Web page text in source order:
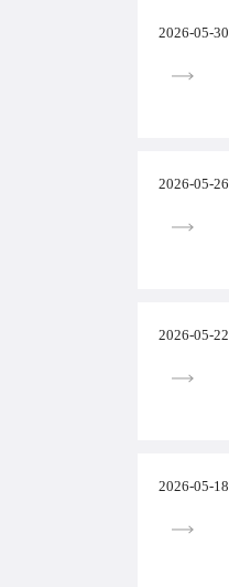
2026-05-30
2026-05-26
2026-05-22
2026-05-18